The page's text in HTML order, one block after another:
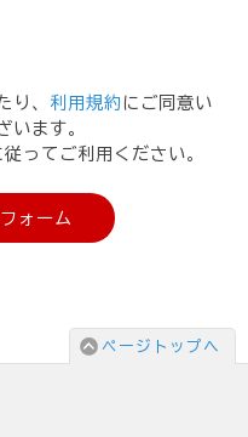
り、 利用規約 にご同意い
います。
ってご利用ください。
ォーム
ページトップへ